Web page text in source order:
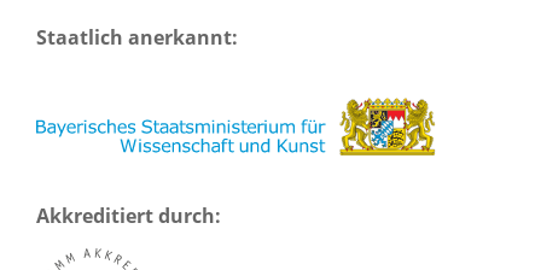
Staatlich anerkannt:
Akkreditiert durch: